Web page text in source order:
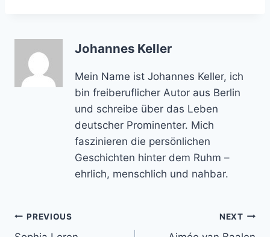
Johannes Keller
Mein Name ist Johannes Keller, ich
bin freiberuflicher Autor aus Berlin
und schreibe über das Leben
deutscher Prominenter. Mich
faszinieren die persönlichen
Geschichten hinter dem Ruhm –
ehrlich, menschlich und nahbar.
Post
PREVIOUS NEXT